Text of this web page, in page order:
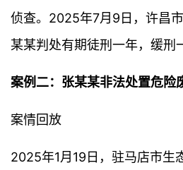
侦查。2025年7月9日，许昌
某某判处有期徒刑一年，缓刑
案例二：张某某非法处置危险
案情回放
2025年1月19日，驻马店市生